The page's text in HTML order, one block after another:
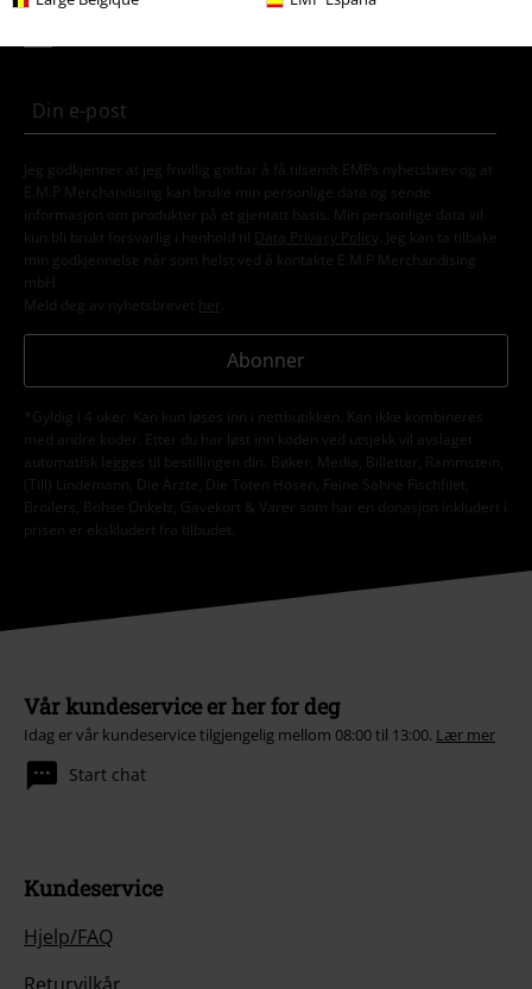
Få en rabattkode på 15% når du blir abonnent!
Jeg godkjenner at jeg frivillig godtar å få tilsendt EMPs nyhetsbrev og at
E.M.P Merchandising kan bruke min personlige data og sende
informasjon om produkter på et gjentatt basis. Min personlige data vil
kun bli brukt forsvarlig i henhold til
Data Privacy Policy
. Jeg kan ta tilbake
min godkjennelse når som helst ved å kontakte E.M.P Merchandising
mbH
Meld deg av nyhetsbrevet her
Abonner
*Gyldig i 4 uker. Kan kun løses inn i nettbutikken. Kan ikke kombineres
med andre koder. Etter du har løst inn koden ved utsjekk vil avslaget
automatisk legges til bestillingen din. Bøker, Media, Billetter, Rammstein,
(Till) Lindemann, Die Ärzte, Die Toten Hosen, Feine Sahne Fischfilet,
Broilers, Böhse Onkelz, Gavekort & Varer som har en donasjon inkludert i
prisen er ekskludert fra tilbudet.
Vår kundeservice er her for deg
Idag er vår kundeservice tilgjengelig mellom 08:00 til 13:00. Lær mer
Start chat
Kundeservice
Hjelp/FAQ